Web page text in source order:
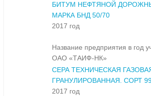
БИТУМ НЕФТЯНОЙ
МАРКА БНД 50/70
2017 год
Название предприятия в год
ОАО «ТАИФ-НК»
СЕРА ТЕХНИЧЕСКАЯ
ГРАНУЛИРОВАННАЯ. СОРТ
2017 год